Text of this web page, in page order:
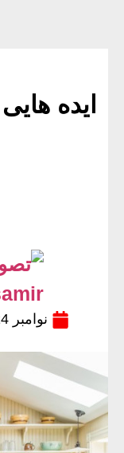
نوامبر 24, 2023